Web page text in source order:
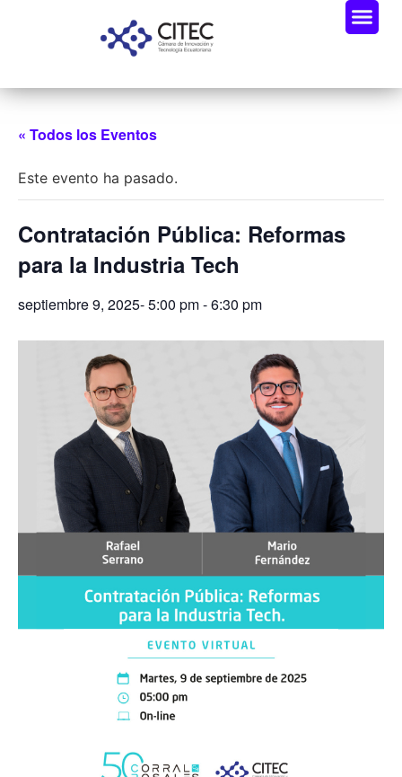
« Todos los Eventos
Este evento ha pasado.
Contratación Pública: Reformas
para la Industria Tech
septiembre 9, 2025- 5:00 pm-6:30 pm